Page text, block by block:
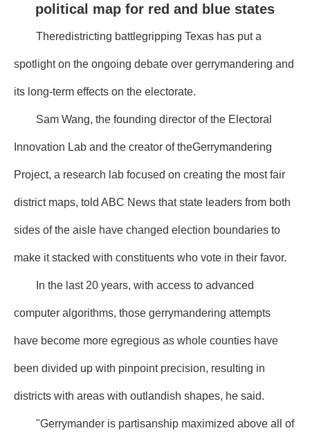
political map for red and blue states
Theredistricting battlegripping Texas has put a
spotlight on the ongoing debate over gerrymandering and
its long-term effects on the electorate.
Sam Wang, the founding director of the Electoral
Innovation Lab and the creator of theGerrymandering
Project, a research lab focused on creating the most fair
district maps, told ABC News that state leaders from both
sides of the aisle have changed election boundaries to
make it stacked with constituents who vote in their favor.
In the last 20 years, with access to advanced
computer algorithms, those gerrymandering attempts
have become more egregious as whole counties have
been divided up with pinpoint precision, resulting in
districts with areas with outlandish shapes, he said.
"Gerrymander is partisanship maximized above all of